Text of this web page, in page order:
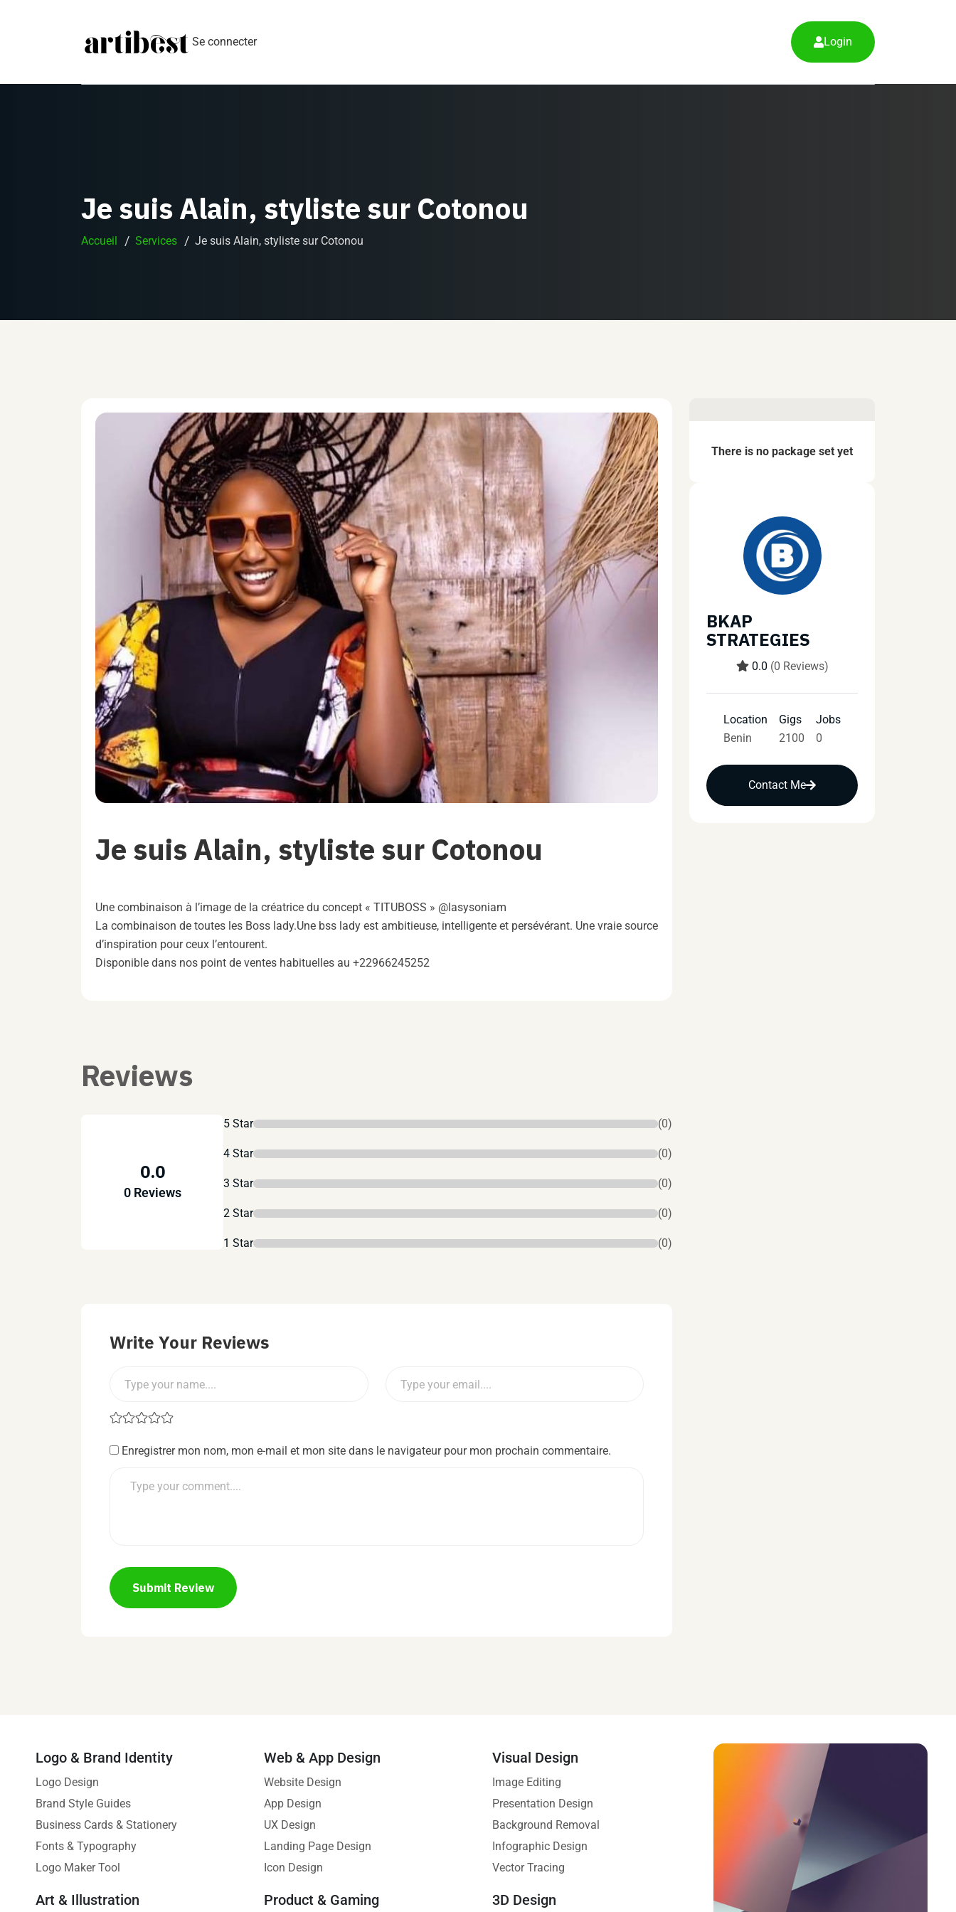
Se connecter Login
Je suis Alain, styliste sur Cotonou
Accueil Services Je suis Alain, styliste sur Cotonou
Je suis Alain, styliste sur Cotonou
Une combinaison à l’image de la créatrice du concept « TITUBOSS » @lasysoniam
La combinaison de toutes les Boss lady.Une bss lady est ambitieuse, intelligente et persévérant. Une vraie source
d’inspiration pour ceux l’entourent.
Disponible dans nos point de ventes habituelles au +22966245252
Reviews
0.0
0 Reviews
5 Star (0)
4 Star (0)
3 Star (0)
2 Star (0)
1 Star (0)
Write Your Reviews
Enregistrer mon nom, mon e-mail et mon site dans le navigateur pour mon prochain commentaire.
Submit Review
There is no package set yet
BKAP
STRATEGIES
0.0 (0 Reviews)
Location
Benin
Gigs
2100
Jobs
0
Contact Me
Logo & Brand Identity
Logo Design
Brand Style Guides
Business Cards & Stationery
Fonts & Typography
Logo Maker Tool
Art & Illustration
Web & App Design
Website Design
App Design
UX Design
Landing Page Design
Icon Design
Product & Gaming
Visual Design
Image Editing
Presentation Design
Background Removal
Infographic Design
Vector Tracing
3D Design